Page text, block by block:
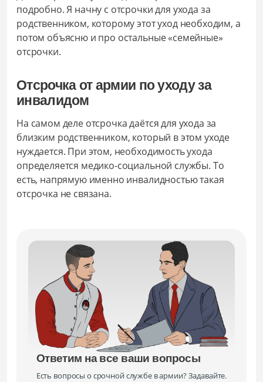
подробно. Я начну с отсрочки для ухода за
родственником, которому этот уход необходим, а
потом объясню и про остальные «семейные»
отсрочки.
Отсрочка от армии по уходу за
инвалидом
На самом деле отсрочка даётся для ухода за
близким родственником, который в этом уходе
нуждается. При этом, необходимость ухода
определяется медико-социальной службы. То
есть, напрямую именно инвалидностью такая
отсрочка не связана.
Ответим на все ваши вопросы
Есть вопросы о срочной службе в армии? Задавайте.